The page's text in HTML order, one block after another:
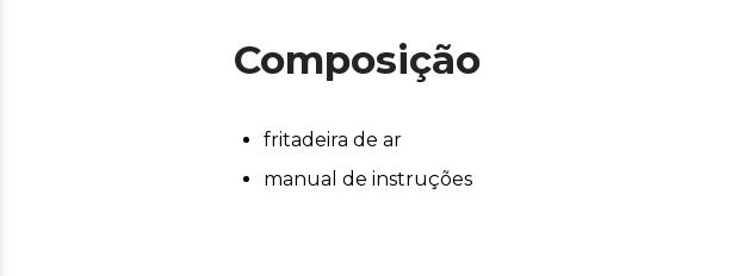
Composição
fritadeira de ar
manual de instruções